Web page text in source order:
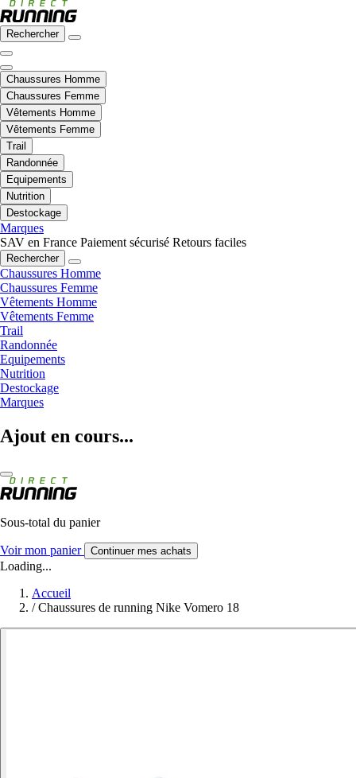
Rechercher
Chaussures Homme
Chaussures Femme
Vêtements Homme
Vêtements Femme
Trail
Randonnée
Equipements
Nutrition
Destockage
Marques
SAV en France Paiement sécurisé Retours faciles
Rechercher
Chaussures Homme
Chaussures Femme
Vêtements Homme
Vêtements Femme
Trail
Randonnée
Equipements
Nutrition
Destockage
Marques
Ajout en cours...
Sous-total du panier
Voir mon panier Continuer mes achats
Loading...
Accueil
/ Chaussures de running Nike Vomero 18